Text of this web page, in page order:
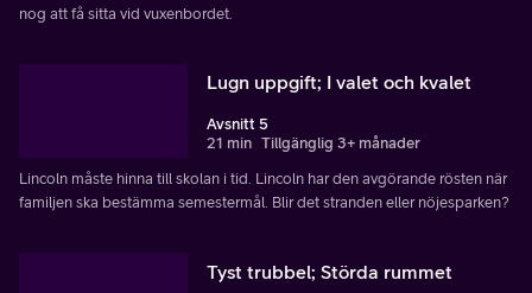
nog att få sitta vid vuxenbordet.
Lugn uppgift; I valet och kvalet
Avsnitt 5
21 min Tillgänglig 3+ månader
Lincoln måste hinna till skolan i tid. Lincoln har den avgörande rösten när
familjen ska bestämma semestermål. Blir det stranden eller nöjesparken?
Tyst trubbel; Störda rummet